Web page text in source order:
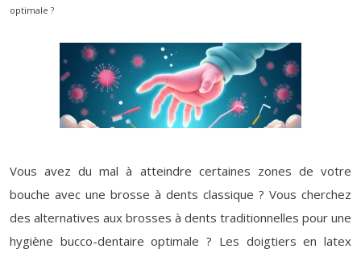
optimale ?
Vous avez du mal à atteindre certaines zones de votre
bouche avec une brosse à dents classique ? Vous cherchez
des alternatives aux brosses à dents traditionnelles pour une
hygiène bucco-dentaire optimale ? Les doigtiers en latex